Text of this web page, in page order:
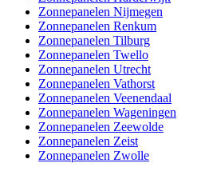
Zonnepanelen Nijmegen
Zonnepanelen Renkum
Zonnepanelen Tilburg
Zonnepanelen Twello
Zonnepanelen Utrecht
Zonnepanelen Vathorst
Zonnepanelen Veenendaal
Zonnepanelen Wageningen
Zonnepanelen Zeewolde
Zonnepanelen Zeist
Zonnepanelen Zwolle